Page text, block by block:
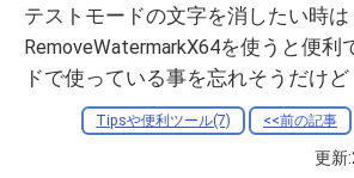
テストモードの文字を消したい時は
RemoveWatermarkX64を使うと便利
ドで使っている事を忘れそうだけど
Tipsや便利ツール(7) <<前の記事
更新